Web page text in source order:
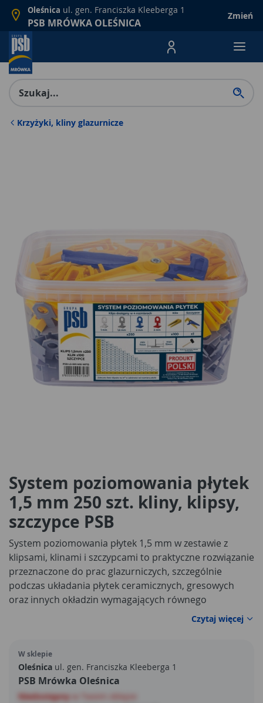
Oleśnica ul. gen. Franciszka Kleeberga 1
PSB MRÓWKA OLEŚNICA
Zmień
Menu Produktów,
Krzyżyki, kliny glazurnicze
System poziomowania płytek
1,5 mm 250 szt. kliny, klipsy,
szczypce PSB
System poziomowania płytek 1,5 mm w zestawie z
klipsami, klinami i szczypcami to praktyczne rozwiązanie
przeznaczone do prac glazurniczych, szczególnie
podczas układania płytek ceramicznych, gresowych
oraz innych okładzin wymagających równego
ustawienia. Produkt pomaga ograniczyć różnice
wysokości między sąsiednimi płytkami i ułatwia
poziomowania płytek 1,5 mm
remontu łazienki, kuchni, korytarza, salonu,
pomieszczeń gospodarczych oraz innych powierzchni
wykańczanych płytkami.
Czytaj więcej
W sklepie
Oleśnica ul. gen. Franciszka Kleeberga 1
PSB Mrówka Oleśnica
Niedostępny